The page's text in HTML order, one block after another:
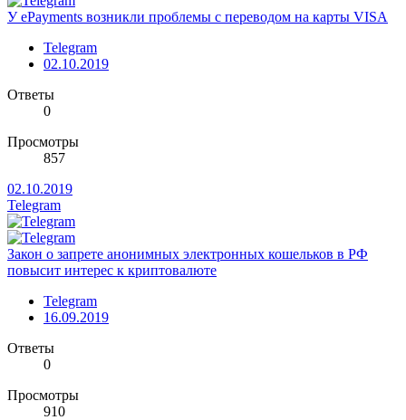
У ePayments возникли проблемы с переводом на карты VISA
Telegram
02.10.2019
Ответы
0
Просмотры
857
02.10.2019
Telegram
Закон о запрете анонимных электронных кошельков в РФ
повысит интерес к криптовалюте
Telegram
16.09.2019
Ответы
0
Просмотры
910